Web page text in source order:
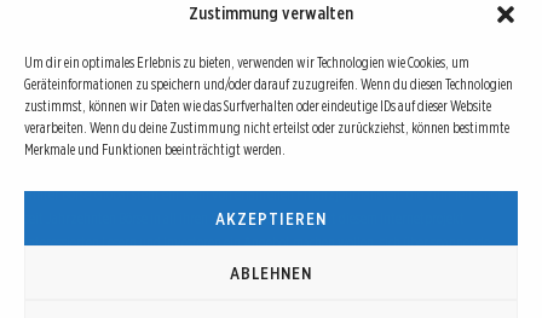
Zustimmung verwalten
Um dir ein optimales Erlebnis zu bieten, verwenden wir Technologien wie Cookies, um
Geräteinformationen zu speichern und/oder darauf zuzugreifen. Wenn du diesen Technologien
zustimmst, können wir Daten wie das Surfverhalten oder eindeutige IDs auf dieser Website
verarbeiten. Wenn du deine Zustimmung nicht erteilst oder zurückziehst, können bestimmte
Merkmale und Funktionen beeinträchtigt werden.
AKZEPTIEREN
ABLEHNEN
Börse : lokal, international, global
Erfolgreiche Börsengeschäfte bedingen vor allem drei Dinge: Verlässliche Informationen,
richtige Interpretationen und unabhängige Informationsquellen. Diese drei Bausteine sind
auch die redaktionelle Leitlinie von Börse Global.
Hinter Börse Global steht ein Team von erfahrenen Finanzjournalisten, die zum Teil schon
seit Jahrzehnten Börse in all ihren Facetten leben und mit diesem Internetprojekt
interessierten Lesern und Investoren ein Angebot machen wollen, sich über spannende
Entwicklungen, Tendenzen, Chancen und Risiken von Börsen-Investments zu informieren.